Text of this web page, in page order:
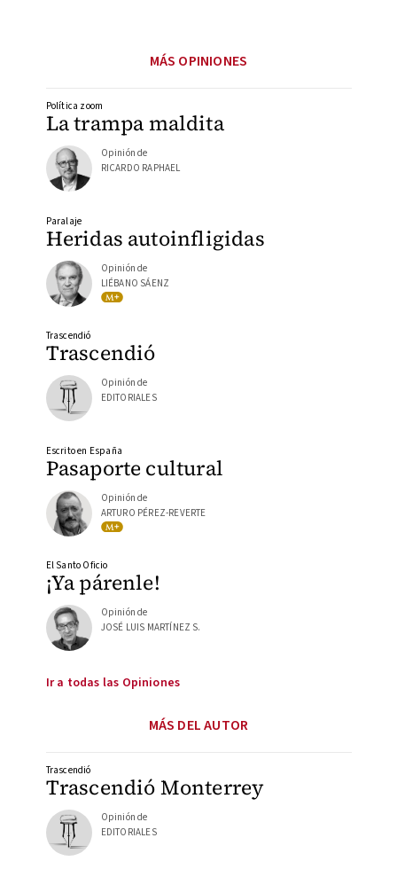
MÁS OPINIONES
La trampa maldita
Política zoom
Opinión de
RICARDO RAPHAEL
Heridas autoinfligidas
Paralaje
Opinión de
LIÉBANO SÁENZ
Trascendió
Trascendió
Opinión de
EDITORIALES
Pasaporte cultural
Escrito en España
Opinión de
ARTURO PÉREZ-REVERTE
¡Ya párenle!
El Santo Oficio
Opinión de
JOSÉ LUIS MARTÍNEZ S.
Ir a todas las Opiniones
MÁS DEL AUTOR
Trascendió Monterrey
Trascendió
Opinión de
EDITORIALES